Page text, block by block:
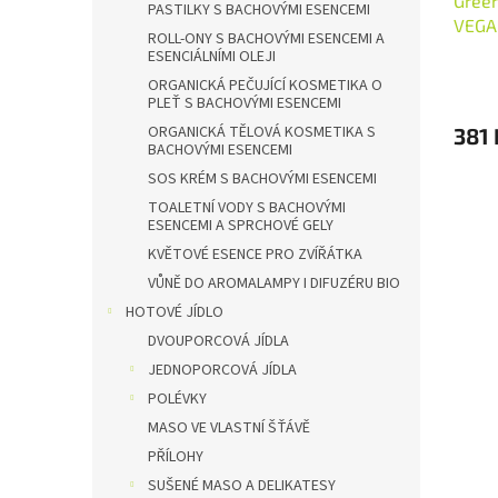
PASTILKY S BACHOVÝMI ESENCEMI
ROLL-ONY S BACHOVÝMI ESENCEMI A
ESENCIÁLNÍMI OLEJI
ORGANICKÁ PEČUJÍCÍ KOSMETIKA O
PLEŤ S BACHOVÝMI ESENCEMI
ORGANICKÁ TĚLOVÁ KOSMETIKA S
BACHOVÝMI ESENCEMI
SOS KRÉM S BACHOVÝMI ESENCEMI
TOALETNÍ VODY S BACHOVÝMI
ESENCEMI A SPRCHOVÉ GELY
KVĚTOVÉ ESENCE PRO ZVÍŘÁTKA
VŮNĚ DO AROMALAMPY I DIFUZÉRU BIO
HOTOVÉ JÍDLO
DVOUPORCOVÁ JÍDLA
JEDNOPORCOVÁ JÍDLA
POLÉVKY
MASO VE VLASTNÍ ŠŤÁVĚ
PŘÍLOHY
SUŠENÉ MASO A DELIKATESY
381